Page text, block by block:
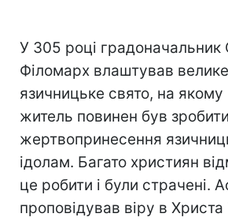
У 305 році градоначальник
Філомарх влаштував велике
язичницьке свято, на
житель повинен був зробити
жертвопринесення
ідолам. Багато християн
це робити і були страчені.
проповідував віру в Христа